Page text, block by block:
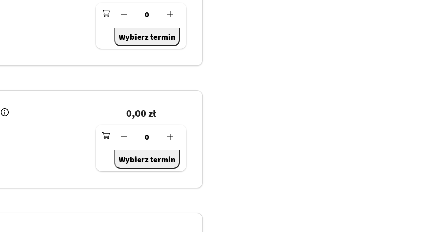
0
Wybierz termin
0,00 zł
0
Wybierz termin